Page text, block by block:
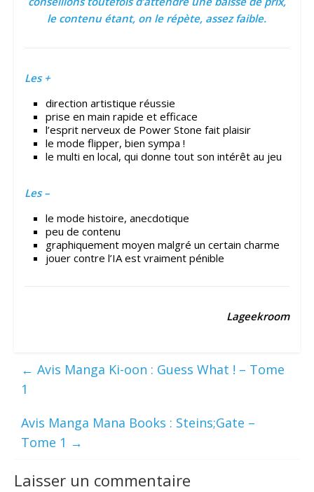
le contenu étant, on le répète, assez faible.
Les +
direction artistique réussie
prise en main rapide et efficace
l’esprit nerveux de Power Stone fait plaisir
le mode flipper, bien sympa !
le multi en local, qui donne tout son intérêt au jeu
Les –
le mode histoire, anecdotique
peu de contenu
graphiquement moyen malgré un certain charme
jouer contre l’IA est vraiment pénible
Lageekroom
← Avis Manga Ki-oon : Guess What ! – Tome
1
Avis Manga Mana Books : Steins;Gate –
Tome 1 →
Laisser un commentaire